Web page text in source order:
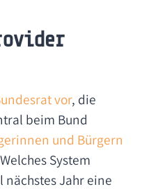
vor, die
beim Bund
und Bürgern
System
nächstes Jahr eine